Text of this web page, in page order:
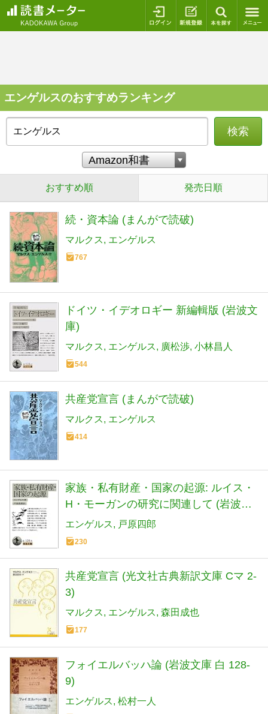
ログイン 新規登録
エンゲルスのおすすめランキング
検索
おすすめ順 発売日順
続・資本論 (まんがで読破)
マルクス エンゲルス
767
ドイツ・イデオロギー 新編輯版 (岩波文
庫)
マルクス エンゲルス 廣松渉 小林昌人
544
共産党宣言 (まんがで読破)
マルクス エンゲルス
414
家族・私有財産・国家の起源: ルイス・
H・モーガンの研究に関連して (岩波文
庫 白 128-8)
エンゲルス 戸原四郎
230
共産党宣言 (光文社古典新訳文庫 Cマ 2-
3)
マルクス エンゲルス 森田成也
177
フォイエルバッハ論 (岩波文庫 白 128-
9)
エンゲルス 松村一人